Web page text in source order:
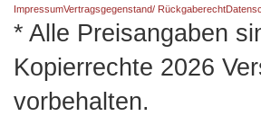
ImpressumVertragsgegenstand/ Rückgaberecht
* Alle Preisangaben
Kopierrechte 2026
vorbehalten.